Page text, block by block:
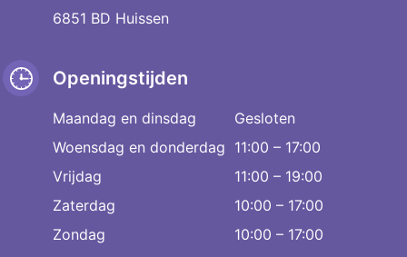
6851 BD Huissen
Openingstijden
Maandag en dinsdag
Gesloten
Woensdag en donderdag 11:00 – 17:00
Vrijdag
11:00 – 19:00
Zaterdag
10:00 – 17:00
Zondag
10:00 – 17:00